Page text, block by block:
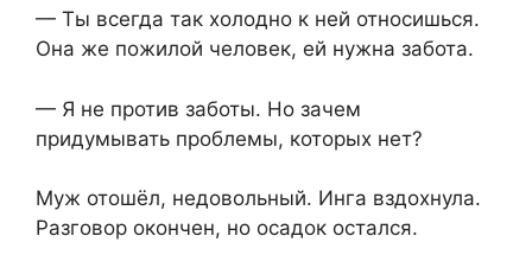
— Ты всегда так холодно к ней относишься.
Она же пожилой человек, ей нужна забота.
— Я не против заботы. Но зачем
придумывать проблемы, которых нет?
Муж отошёл, недовольный. Инга вздохнула.
Разговор окончен, но осадок остался.